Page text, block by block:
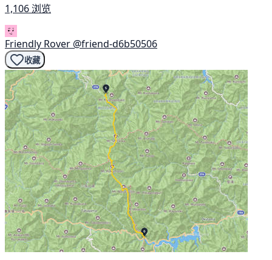
1,106 浏览
Friendly Rover @friend-d6b50506
收藏